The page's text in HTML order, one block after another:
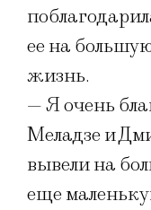
ее на
жизнь.
— Я очень
Меладзе и
вывели на
еще